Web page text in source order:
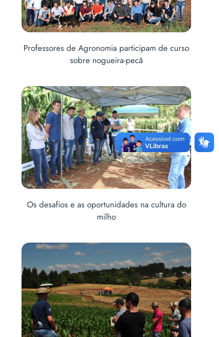
participam de curso
na cultura do
Desenvolvimento,
Inaugurado Laboratório de